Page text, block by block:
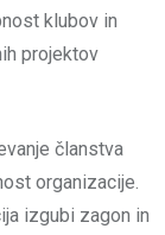
klubov in
projektov
članstva
organizacije.
izgubi zagon in